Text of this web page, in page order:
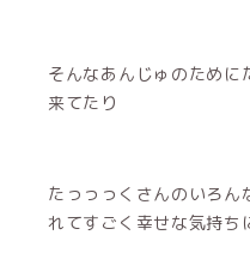
そんなあんじゅのために
来てたり
たっっっくさんのいろん
れてすごく幸せな気持ち